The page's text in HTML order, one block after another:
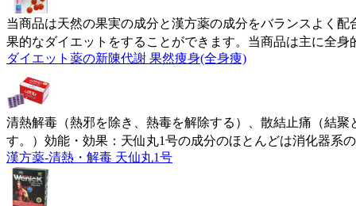
当商品は天然の果実の成分と漢方薬の成分をバランスよく
果的なダイエットをすることができます。当商品は主に全
ダイエット薬の新陳代謝 果然痩身(全身痩)
清熱解毒（熱邪を除き、熱毒を解除する）、散結止痛（結
す。）効能・効果：天仙丸1号の成分のほとんどは消化器系
漢方薬-清熱・解毒 天仙丸1号